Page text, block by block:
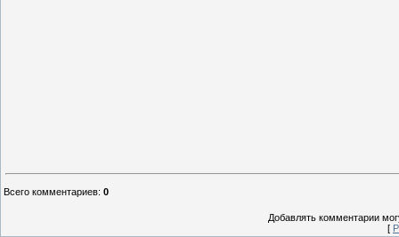
Всего комментариев: 0
Добавлять комментарии
[